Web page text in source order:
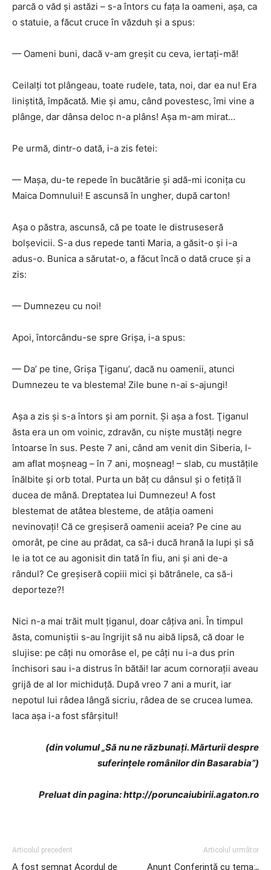
parcă o văd şi astăzi – s-a întors cu faţa la oameni, aşa, ca
o statuie, a făcut cruce în văzduh şi a spus:
— Oameni buni, dacă v-am greşit cu ceva, iertaţi-mă!
Ceilalţi tot plângeau, toate rudele, tata, noi, dar ea nu! Era
liniştită, împăcată. Mie şi amu, când povestesc, îmi vine a
plânge, dar dânsa deloc n-a plâns! Aşa m-am mirat…
Pe urmă, dintr-o dată, i-a zis fetei:
— Maşa, du-te repede în bucătărie şi adă-mi iconiţa cu
Maica Domnului! E ascunsă în ungher, după carton!
Aşa o păstra, ascunsă, că pe toate le distruseseră
bolşevicii. S-a dus repede tanti Maria, a găsit-o şi i-a
adus-o. Bunica a sărutat-o, a făcut încă o dată cruce şi a
zis:
— Dumnezeu cu noi!
Apoi, întorcându-se spre Grişa, i-a spus:
— Da’ pe tine, Grişa Ţiganu’, dacă nu oamenii, atunci
Dumnezeu te va blestema! Zile bune n-ai s-ajungi!
Aşa a zis şi s-a întors şi am pornit. Şi aşa a fost. Ţiganul
ăsta era un om voinic, zdravăn, cu nişte mustăţi negre
întoarse în sus. Peste 7 ani, când am venit din Siberia, l-
am aflat moşneag – în 7 ani, moşneag! – slab, cu mustăţile
înălbite şi orb total. Purta un băţ cu dânsul şi o fetiţă îl
ducea de mână. Dreptatea lui Dumnezeu! A fost
blestemat de atâtea blesteme, de atâţia oameni
nevinovaţi! Că ce greşiseră oamenii aceia? Pe cine au
omorât, pe cine au prădat, ca să-i ducă hrană la lupi şi să
le ia tot ce au agonisit din tată în fiu, ani şi ani de-a
rândul? Ce greşiseră copiii mici şi bătrânele, ca să-i
deporteze?!
Nici n-a mai trăit mult ţiganul, doar câţiva ani. În timpul
ăsta, comuniştii s-au îngrijit să nu aibă lipsă, că doar le
slujise: pe câţi nu omorâse el, pe câţi nu i-a dus prin
închisori sau i-a distrus în bătăi! Iar acum cornoraţii aveau
grijă de al lor michiduţă. După vreo 7 ani a murit, iar
nepotul lui râdea lângă sicriu, râdea de se crucea lumea.
Iaca aşa i-a fost sfârşitul!
(din volumul „Să nu ne răzbunaţi. Mărturii despre
suferinţele românilor din Basarabia”)
Preluat din pagina: http://poruncaiubirii.agaton.ro
Articolul precedent
A fost semnat Acordul de
Articolul următor
Anunţ Conferință cu tema:,,